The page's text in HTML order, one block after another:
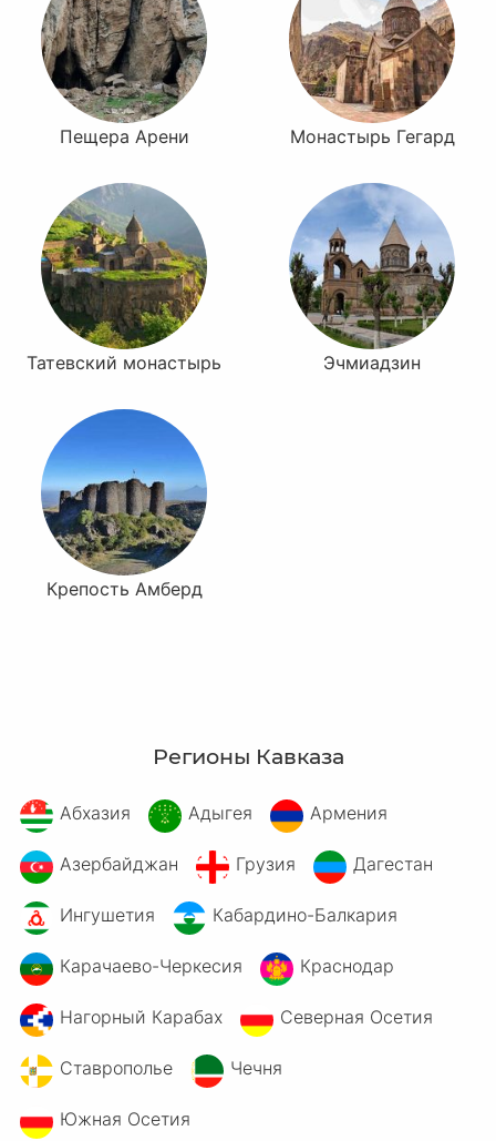
Пещера Арени Монастырь Гегард
Татевский монастырь Эчмиадзин
Крепость Амберд
Регионы Кавказа
Абхазия Адыгея Армения
Азербайджан Грузия Дагестан
Ингушетия Кабардино-Балкария
Карачаево-Черкесия Краснодар
Нагорный Карабах Северная Осетия
Ставрополье Чечня
Южная Осетия